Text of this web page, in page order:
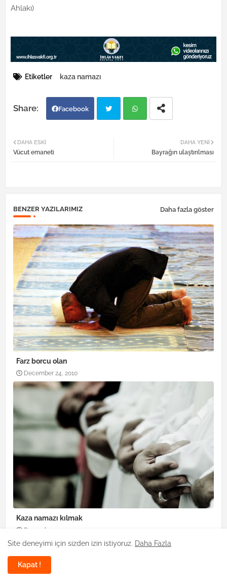
Ahlakı)
Etiketler kaza namazı
Facebook
DAHA YENI
Bayrağın ulaştırılması
DAHA ESKI
Vücut emaneti
BENZER YAZILARIMIZ Daha fazla göster
Farz borcu olan
December 24, 2010
Kaza namazı kılmak
December 22, 2010
Site deneyimi için sizden izin istiyoruz. Daha Fazla
Kapat !